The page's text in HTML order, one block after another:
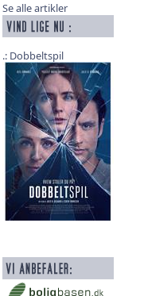
Se alle artikler
Dobbeltspil